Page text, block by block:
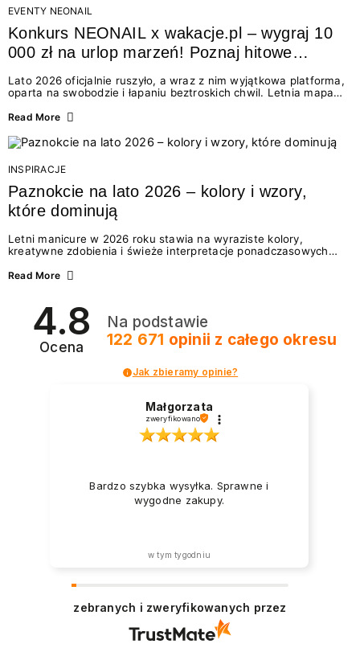
EVENTY NEONAIL
Konkurs NEONAIL x wakacje.pl – wygraj 10
000 zł na urlop marzeń! Poznaj hitowe
Lato 2026 oficjalnie ruszyło, a wraz z nim wyjątkowa platforma,
oparta na swobodzie i łapaniu beztroskich chwil. Letnia mapa
doświadczenia wakacji – od spontanicznych wyjazdów, przez
Motywem przewodnim jest eksplorowanie i kolekcjonowanie
letnich momentów. Z tej okazji przygotowaliśmy coś absolutnie
wyjątkowego: wielki konkurs z wakacje.pl oraz dawkę
najgorętszych trendów w...
Read More
INSPIRACJE
Paznokcie na lato 2026 – kolory i wzory,
które dominują
Letni manicure w 2026 roku stawia na wyraziste kolory,
kreatywne zdobienia i świeże interpretacje ponadczasowych
zarówno energetycznych odcieni inspirowanych wakacjami, jak
2026? Znajdź inspirację dla swojego manicure!
Read More
4.8
Ocena
Na podstawie
122 671 opinii z całego okresu
Jak zbieramy opinie?
Małgorzata
zweryfikowano
Bardzo szybka wysyłka. Sprawne i
wygodne zakupy.
w tym tygodniu
zebranych i zweryfikowanych przez